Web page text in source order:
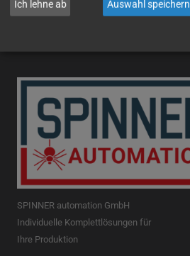
SPINNER automation GmbH
Individuelle Komplettlösungen für
Ihre Produktion
Ich lehne ab Auswahl speichern